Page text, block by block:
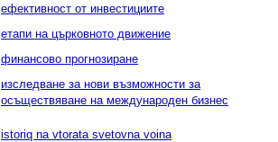
ефективност от инвестициите
етапи на църковното движение
финансово прогнозиране
изследване за нови възможности за
осъществяване на международен бизнес
istoriq na vtorata svetovna voina